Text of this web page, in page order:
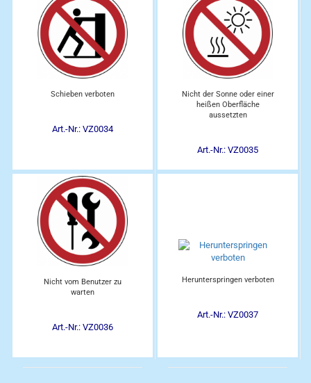
Schieben verboten
Art.-Nr.: VZ0034
Nicht der Sonne oder einer
heißen Oberfläche
aussetzten
Art.-Nr.: VZ0035
Nicht vom Benutzer zu
warten
Art.-Nr.: VZ0036
Herunterspringen verboten
Art.-Nr.: VZ0037